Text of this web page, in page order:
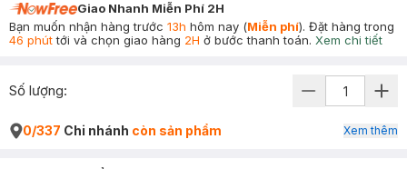
Giao Nhanh Miễn Phí 2H
Bạn muốn nhận hàng trước 13h hôm nay (Miễn phí). Đặt hàng trong
46 phúttới và chọn giao hàng 2H ở bước thanh toán. Xem chi tiết
Số lượng:
0/337 Chi nhánh còn sản phẩm Xem thêm